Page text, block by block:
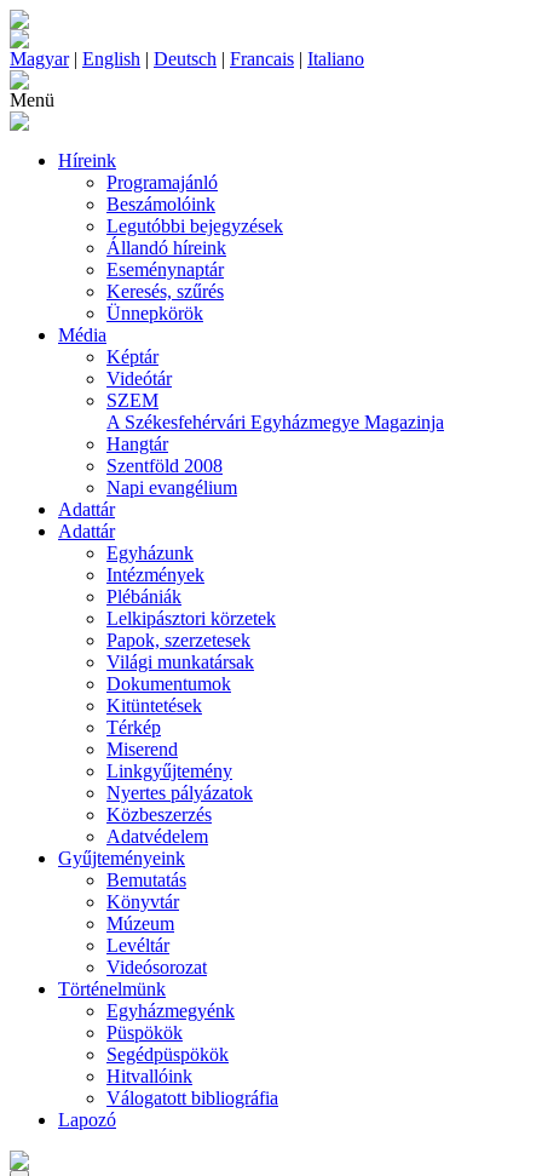
Magyar| English | Deutsch | Francais | Italiano
Menü
Híreink
Programajánló
Beszámolóink
Legutóbbi bejegyzések
Állandó híreink
Eseménynaptár
Keresés, szűrés
Ünnepkörök
Média
Képtár
Videótár
SZEM
A Székesfehérvári Egyházmegye Magazinja
Hangtár
Szentföld 2008
Napi evangélium
Adattár
Adattár
Egyházunk
Intézmények
Plébániák
Lelkipásztori körzetek
Papok, szerzetesek
Világi munkatársak
Dokumentumok
Kitüntetések
Térkép
Miserend
Linkgyűjtemény
Nyertes pályázatok
Közbeszerzés
Adatvédelem
Gyűjteményeink
Bemutatás
Könyvtár
Múzeum
Levéltár
Videósorozat
Történelmünk
Egyházmegyénk
Püspökök
Segédpüspökök
Hitvallóink
Válogatott bibliográfia
Lapozó